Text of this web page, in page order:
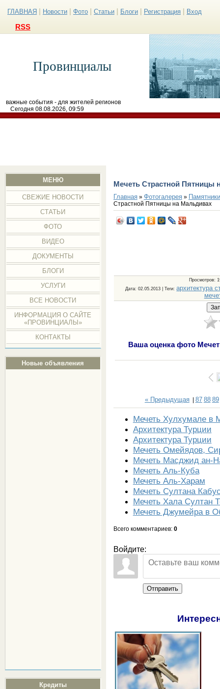
ГЛАВНАЯ Новости Фото Статьи Блоги Регистрация Вход
RSS
Провинциалы
важные события - для жителей регионов
Сегодня 08.08.2026, 09:59
МЕНЮ
СВЕЖИЕ НОВОСТИ
СТАТЬИ
ФОТО
ВИДЕО
ДОКУМЕНТЫ
БЛОГИ
УСЛУГИ
ВСЕ НОВОСТИ
ИНФОРМАЦИЯ О САЙТЕ
«ПРОВИНЦИАЛЫ»
КОНТАКТЫ
Новые объявления
Кредиты
Мечеть Страстной Пятницы
Главная» Фотогалерея»
Страстной Пятницы на Мальдивах
Просмотров:
Дата: 02.05.2013 |Теги:архитектура
Ваша оценка фото
« Предыдущая| 87 88 89
Мечеть Хулхумале в
Архитектура Турции
Архитектура Турции
Мечеть Омейядов,
Мечеть Масджид ан-
Мечеть Аль-Куба
Мечеть Аль-Харам
Мечеть Султана
Мечеть Хала Султан
Мечеть Джумейра в
Всего комментариев: 0
Войдите:
Отправить